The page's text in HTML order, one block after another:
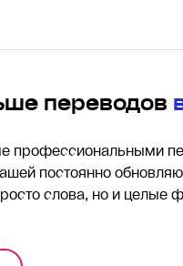
переводов
профессиональными
постоянно
слова, но и целые